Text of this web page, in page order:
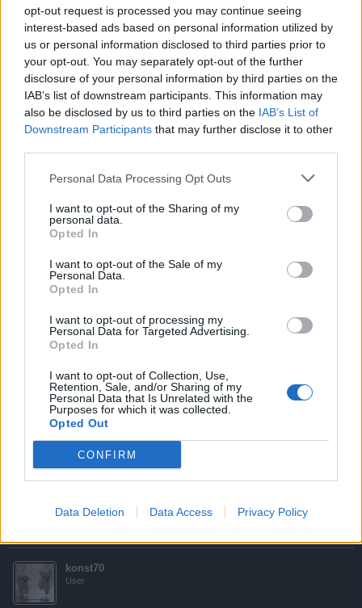
opt-out request is processed you may continue seeing
interest-based ads based on personal information utilized by
us or personal information disclosed to third parties prior to
your opt-out. You may separately opt-out of the further
disclosure of your personal information by third parties on the
IAB’s list of downstream participants. This information may
also be disclosed by us to third parties on the IAB’s List of
Downstream Participants that may further disclose it to other
Personal Data Processing Opt Outs
I want to opt-out of the Sharing of my
personal data.
Opted In
I want to opt-out of the Sale of my
Personal Data.
Opted In
I want to opt-out of processing my
Personal Data for Targeted Advertising.
Opted In
I want to opt-out of Collection, Use,
Retention, Sale, and/or Sharing of my
Personal Data that Is Unrelated with the
Purposes for which it was collected.
Opted Out
CONFIRM
Data Deletion Data Access Privacy Policy
abfall
User
Immerhin kann man die so nutzen,und so werden sie langsam
ich pack die sechspfünder 9-Pfünder drauf bei SF...
...gehen dann weg...
...aufwerten kann ich mir somit sparen.
Reden wir ml von den 10-Pfünder,
11 März 2014
♥♫☜ºØrîónº☞♫♥
User
Reden wir ml von den 10-Pfünder,
mein Lager quillt über, über, dass ist ganz Übel !!
2 April 2014
konst70
User